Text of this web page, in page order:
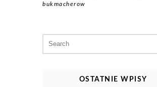
bukmacherow
for:
OSTATNIE WPISY